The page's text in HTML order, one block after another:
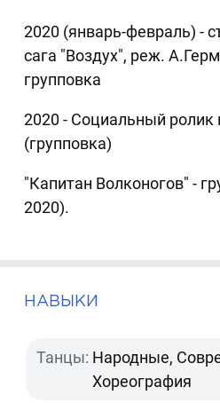
2020 (январь-февраль) -
сага "Воздух", реж.
групповка
2020 - Социальный
(групповка)
"Капитан Волконогов" -
2020).
НАВЫКИ
Танцы: Народные,
Хореография